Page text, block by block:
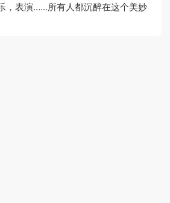
，表演……所有人都沉醉在这个美妙